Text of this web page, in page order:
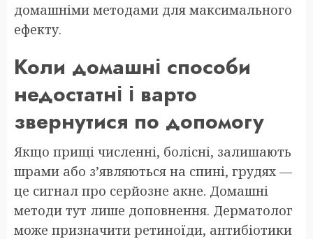
домашніми методами для максимального
ефекту.
Коли домашні способи
недостатні і варто
звернутися по допомогу
Якщо прищі численні, болісні, залишають
шрами або з’являються на спині, грудях —
це сигнал про серйозне акне. Домашні
методи тут лише доповнення. Дерматолог
може призначити ретиноїди, антибіотики